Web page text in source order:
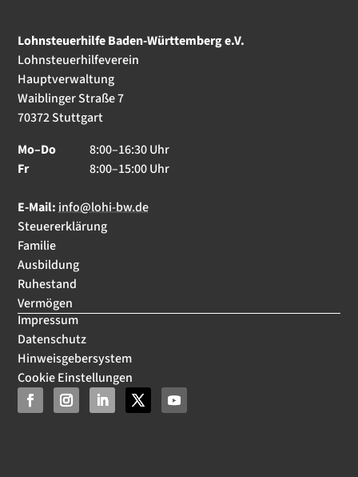
Lohnsteuerhilfe Baden-Württemberg e.V.
Lohnsteuerhilfeverein
Hauptverwaltung
Waiblinger Straße 7
70372 Stuttgart
Mo–Do
8:00–16:30 Uhr
Fr
8:00–15:00 Uhr
E-Mail: info@lohi-bw.de
Steuererklärung
Familie
Ausbildung
Ruhestand
Vermögen
Impressum
Datenschutz
Hinweisgebersystem
Cookie Einstellungen